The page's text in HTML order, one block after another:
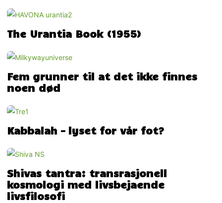
The Urantia Book (1955)
Fem grunner til at det ikke finnes
noen død
Kabbalah – lyset for vår fot?
Shivas tantra: transrasjonell
kosmologi med livsbejaende
livsfilosofi